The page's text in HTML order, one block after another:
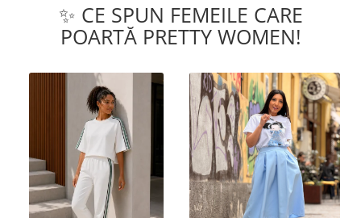
✨ CE SPUN FEMEILE CARE
POARTĂ PRETTY WOMEN!